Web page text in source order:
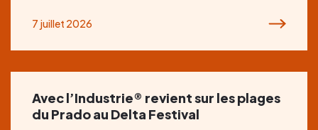
7 juillet 2026
Avec l’Industrie® revient sur les plages
du Prado au Delta Festival